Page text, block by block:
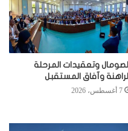
الصومال وتعقيدات المرحلة
الراهنة وآفاق المستقبل
7 أغسطس، 2026